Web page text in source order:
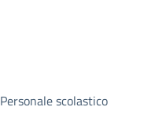
Personale scolastico